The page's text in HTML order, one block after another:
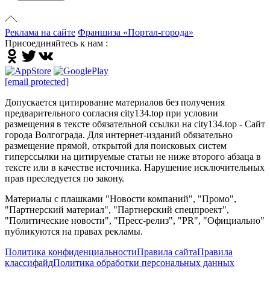
Реклама на сайте Франшиза «Портал-города»
Присоединяйтесь к нам :
[email protected]
Допускается цитирование материалов без получения
предварительного согласия city134.top при условии
размещения в тексте обязательной ссылки на city134.top - Сайт
города Волгограда. Для интернет-изданий обязательно
размещение прямой, открытой для поисковых систем
гиперссылки на цитируемые статьи не ниже второго абзаца в
тексте или в качестве источника. Нарушение исключительных
прав преследуется по закону.
Материалы с плашками "Новости компаний", "Промо",
"Партнерский материал", "Партнерский спецпроект",
"Политические новости", "Пресс-релиз", "PR", "Официально"
публикуются на правах рекламы.
Политика конфиденциальностиПравила сайтаПравила
классифайдПолитика обработки персональных данных